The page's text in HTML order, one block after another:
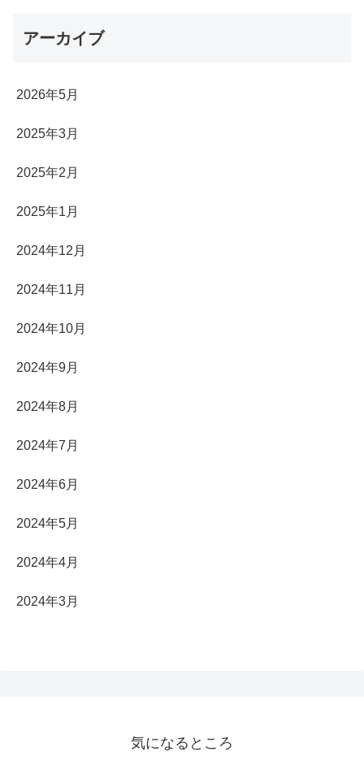
アーカイブ
2026年5月
2025年3月
2025年2月
2025年1月
2024年12月
2024年11月
2024年10月
2024年9月
2024年8月
2024年7月
2024年6月
2024年5月
2024年4月
2024年3月
気になるところ